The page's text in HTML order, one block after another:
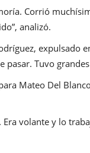
Corrió
analizó.
expulsado
pasar. Tuvo
Mateo Del
volante y lo